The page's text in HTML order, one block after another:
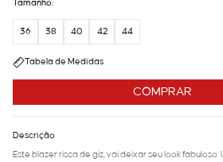
COMPRAR
Tamanho:
36 38 40 42 44
Tabela de Medidas
Descrição
Este blazer risca de giz, vai deixar seu look